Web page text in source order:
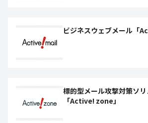
ビジネスウェブメール「
標的型メール攻撃対策ソ
「Active! zone」